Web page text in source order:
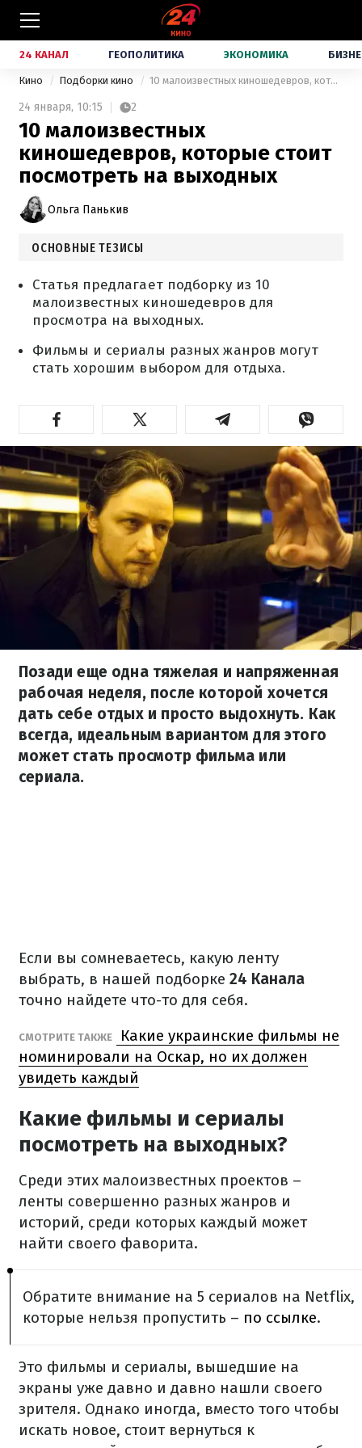
24 КАНАЛ ГЕОПОЛИТИКА ЭКОНОМИКА
Кино Подборки кино 10 малоизвестных киношедевров, которые стоит посмотреть на выходных
24 января, 10:15 2
10 малоизвестных
киношедевров, которые стоит
посмотреть на выходных
Ольга Панькив
ОСНОВНЫЕ ТЕЗИСЫ
Статья предлагает подборку из 10
малоизвестных киношедевров для
просмотра на выходных.
Фильмы и сериалы разных жанров могут
стать хорошим выбором для отдыха.
Позади еще одна тяжелая и напряженная
рабочая неделя, после которой хочется
дать себе отдых и просто выдохнуть. Как
всегда, идеальным вариантом для этого
может стать просмотр фильма или
сериала.
Если вы сомневаетесь, какую ленту
выбрать, в нашей подборке 24 Канала
точно найдете что-то для себя.
СМОТРИТЕ ТАКЖЕ
Какие украинские фильмы не
номинировали на Оскар, но их должен
увидеть каждый
Какие фильмы и сериалы
посмотреть на выходных?
Среди этих малоизвестных проектов –
ленты совершенно разных жанров и
историй, среди которых каждый может
найти своего фаворита.
Обратите внимание на 5 сериалов на Netflix,
которые нельзя пропустить – по ссылке.
Это фильмы и сериалы, вышедшие на
экраны уже давно и давно нашли своего
зрителя. Однако иногда, вместо того чтобы
искать новое, стоит вернуться к